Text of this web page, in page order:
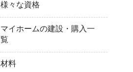
様々な資格
マイホームの建設・購入一
覧
材料